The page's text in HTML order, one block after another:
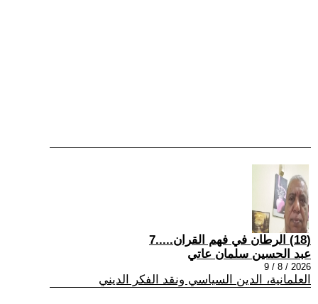
(18) الرطان في فهم القران.....7
عبد الحسين سلمان عاتي
2026 / 8 / 9
العلمانية، الدين السياسي ونقد الفكر الديني